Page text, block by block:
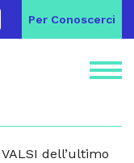
Per Conoscerci
dell’ultimo